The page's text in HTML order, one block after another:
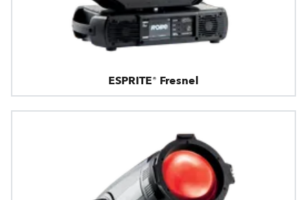
ESPRITE® Fresnel